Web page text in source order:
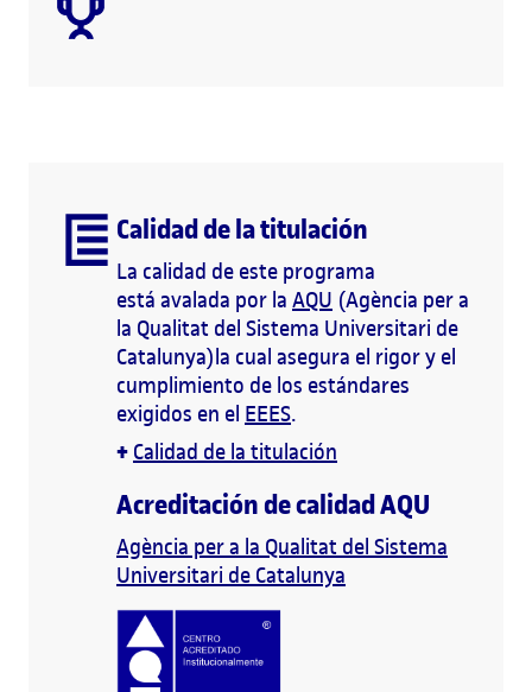
Calidad de la titulación
La calidad de este programa
está avalada por la AQU (Agència per a
la Qualitat del Sistema Universitari de
Catalunya)la cual asegura el rigor y el
cumplimiento de los estándares
exigidos en el EEES.
+ Calidad de la titulación
Acreditación de calidad AQU
Agència per a la Qualitat del Sistema
Universitari de Catalunya